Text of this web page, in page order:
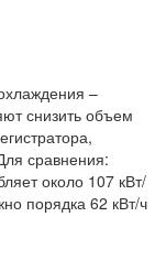
–
снизить объем
сравнения:
около 107 кВт/
порядка 62 кВт/ч